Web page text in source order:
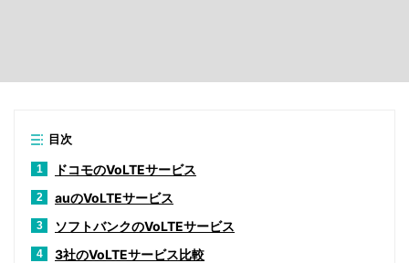
目次
1 ドコモのVoLTEサービス
2 auのVoLTEサービス
3 ソフトバンクのVoLTEサービス
4 3社のVoLTEサービス比較